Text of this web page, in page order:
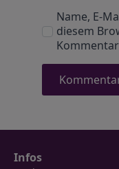
Name, E-
diesem
Infos